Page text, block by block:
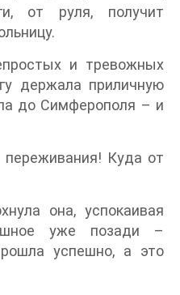
от руля, получит
и тревожных
держала приличную
до Симферополя – и
Куда от
она, успокаивая
уже позади –
успешно, а это